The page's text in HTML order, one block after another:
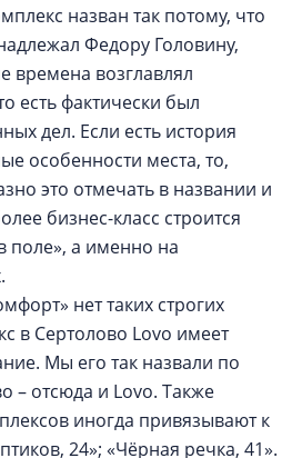
назван так потому, что
Федору Головину,
времена возглавлял
есть фактически был
дел. Если есть история
особенности места, то,
это отмечать в названии и
бизнес-класс строится
поле», а именно на
нет таких строгих
в Сертолово Lovo имеет
Мы его так назвали по
– отсюда и Lovo. Также
иногда привязывают к
24»; «Чёрная речка, 41».